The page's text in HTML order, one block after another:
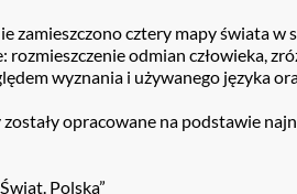
zamieszczono cztery mapy świata w
rozmieszczenie odmian człowieka,
wyznania i używanego języka
opracowane na podstawie
Polska”